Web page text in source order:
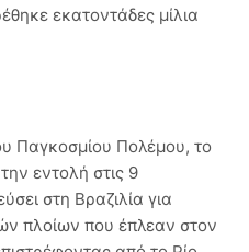
εκατοντάδες μίλια
Παγκοσμίου Πολέμου, το
εντολή στις 9
στη Βραζιλία για
πλοίων που έπλεαν στον